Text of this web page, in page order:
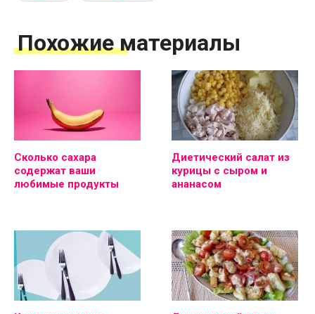
Похожие материалы
Сколько сахара
содержат ваши
любимые продукты
Диетический салат из
курицы с сыром и
ананасом